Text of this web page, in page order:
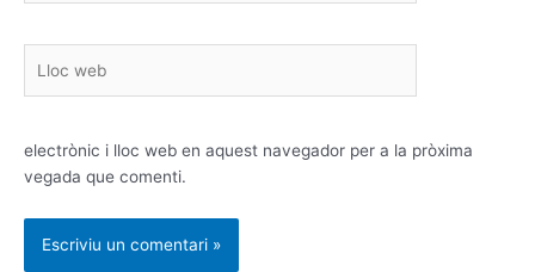
web
electrònic i lloc web en aquest navegador per a la pròxima
vegada que comenti.